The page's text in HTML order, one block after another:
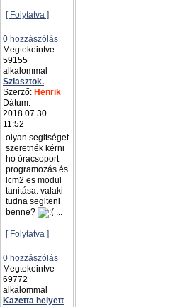
[ Folytatva ]
0 hozzászólás
Megtekeintve
59155
alkalommal
Sziasztok.
Szerző: Henrik
Dátum:
2018.07.30.
11:52
olyan segitséget
szeretnék kérni
ho óracsoport
programozás és
lcm2 es modul
tanitása. valaki
tudna segiteni
benne?
...
[ Folytatva ]
0 hozzászólás
Megtekeintve
69772
alkalommal
Kazetta helyett